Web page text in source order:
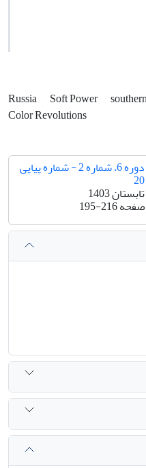
Russia Soft Power
Color Revolutions
دوره 6، شماره 2 - شماره پیاپی
20
تابستان 1403
صفحه195-216